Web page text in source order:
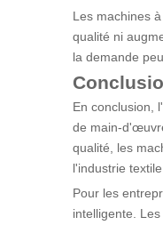
Les machines
qualité ni
la demande
En conclusion,
de main-
qualité, les
l'industrie
Pour les
intelligente.